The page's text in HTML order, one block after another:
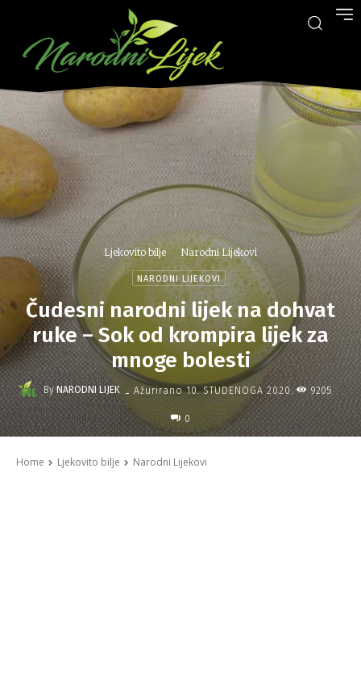
Ljekovito bilje Narodni Lijekovi
NARODNI LIJEKOVI
Čudesni narodni lijek na dohvat
ruke – Sok od krompira lijek za
mnoge bolesti
By NARODNI LIJEK - Ažurirano 10. STUDENOGA 2020. 9205
0
Home Ljekovito bilje Narodni Lijekovi